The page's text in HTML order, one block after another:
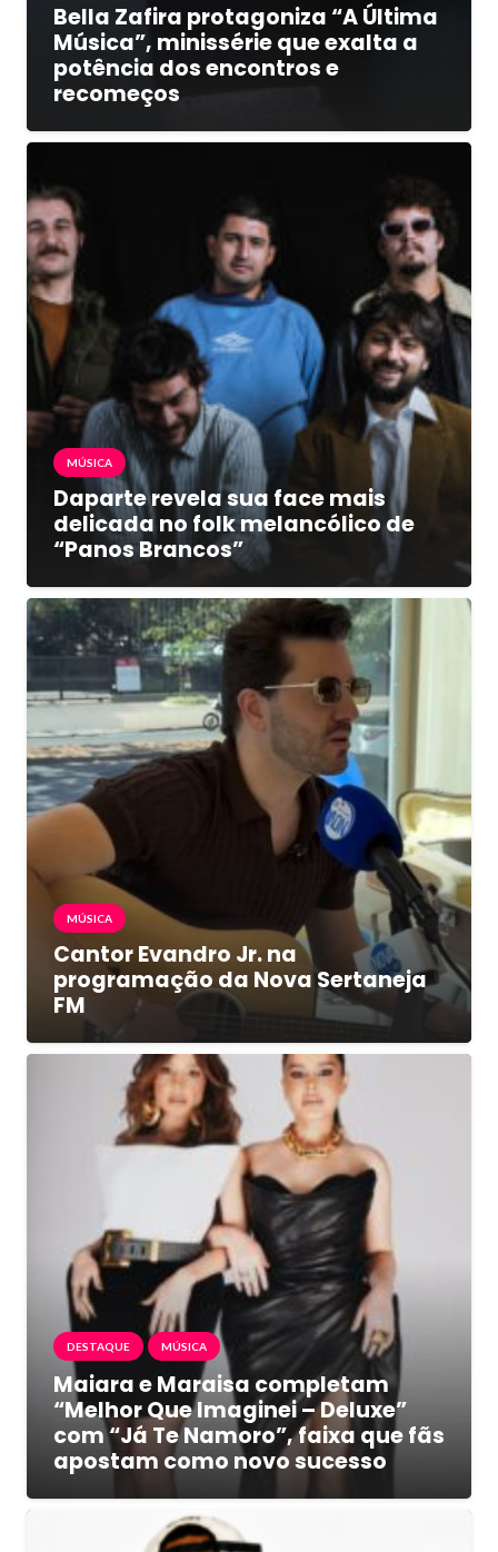
Bella Zafira protagoniza “A Última
Música”, minissérie que exalta a
potência dos encontros e
recomeços
MÚSICA
Daparte revela sua face mais
delicada no folk melancólico de
“Panos Brancos”
MÚSICA
Cantor Evandro Jr. na
programação da Nova Sertaneja
FM
DESTAQUE MÚSICA
Maiara e Maraisa completam
“Melhor Que Imaginei – Deluxe”
com “Já Te Namoro”, faixa que fãs
apostam como novo sucesso